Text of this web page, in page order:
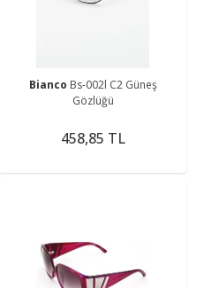
Bianco Bs-002l C2 Güneş
Gözlüğü
458,85 TL